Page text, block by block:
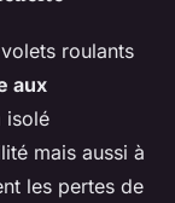
roulants
aux
isolé
mais aussi à
les pertes de